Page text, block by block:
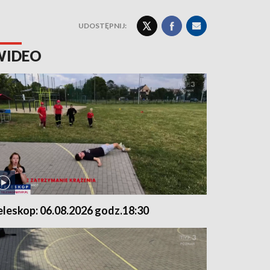
UDOSTĘPNIJ:
06.08.2026 godz.18:30